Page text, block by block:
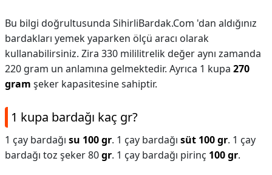
Bu bilgi doğrultusunda SihirliBardak.Com 'dan aldığınız
bardakları yemek yaparken ölçü aracı olarak
kullanabilirsiniz. Zira 330 mililitrelik değer aynı zamanda
220 gram un anlamına gelmektedir. Ayrıca 1 kupa 270
gram şeker kapasitesine sahiptir.
1 kupa bardağı kaç gr?
1 çay bardağı su 100 gr. 1 çay bardağı süt 100 gr. 1 çay
bardağı toz şeker 80gr. 1 çay bardağı pirinç 100 gr.